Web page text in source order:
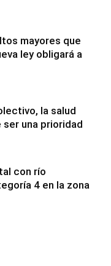
mayores que
ley obligará a
la salud
una prioridad
con río
4 en la zona